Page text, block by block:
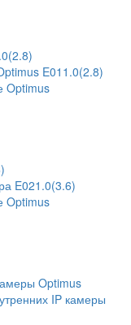
E011.0(2.8)
Optimus
E021.0(3.6)
Optimus
IP камеры